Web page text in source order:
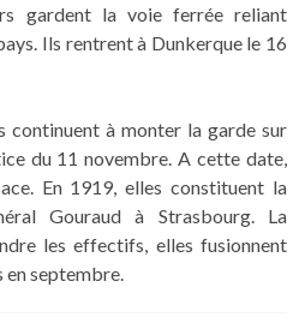
gardent la voie ferrée reliant
Ils rentrent à Dunkerque le 16
continuent à monter la garde sur
du 11 novembre. A cette date,
En 1919, elles constituent la
Gouraud à Strasbourg. La
les effectifs, elles fusionnent
en septembre.